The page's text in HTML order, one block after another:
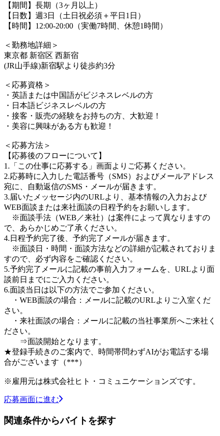
【期間】長期（3ヶ月以上）
【日数】週3日（土日祝必須＋平日1日）
【時間】12:00-20:00（実働7時間、休憩1時間）
＜勤務地詳細＞
東京都 新宿区 西新宿
(JR山手線)新宿駅より徒歩約3分
＜応募資格＞
・英語または中国語がビジネスレベルの方
・日本語ビジネスレベルの方
・接客・販売の経験をお持ちの方、大歓迎！
・美容に興味がある方も歓迎！
＜応募方法＞
【応募後のフローについて】
1.「この仕事に応募する」画面よりご応募ください。
2.応募時に入力した電話番号（SMS）およびメールアドレス
宛に、自動返信のSMS・メールが届きます。
3.届いたメッセージ内のURLより、基本情報の入力および
WEB面談または来社面談の日程予約をお願いします。
※面談手法（WEB／来社）は案件によって異なりますの
で、あらかじめご了承ください。
4.日程予約完了後、予約完了メールが届きます。
※面談日・時間・面談方法などの詳細が記載されておりま
すので、必ず内容をご確認ください。
5.予約完了メールに記載の事前入力フォームを、URLより面
談前日までにご入力ください。
6.面談当日は以下の方法でご参加ください。
・WEB面談の場合：メールに記載のURLよりご入室くだ
さい。
・来社面談の場合：メールに記載の当社事業所へご来社く
ださい。
⇒面談開始となります。
★登録手続きのご案内で、時間帯問わずAIがお電話する場
合がございます（***）
※雇用元は株式会社ヒト・コミュニケーションズです。
応募画面に進む
関連条件からバイトを探す